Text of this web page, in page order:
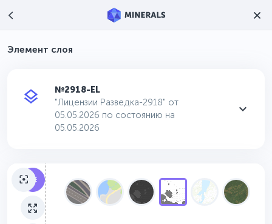
Элемент слоя
№2918-EL
"Лицензии Разведка-2918" от
05.05.2026 по состоянию на
05.05.2026